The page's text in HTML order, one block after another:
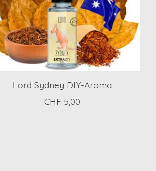
Lord Sydney DIY-Aroma
CHF 5,00